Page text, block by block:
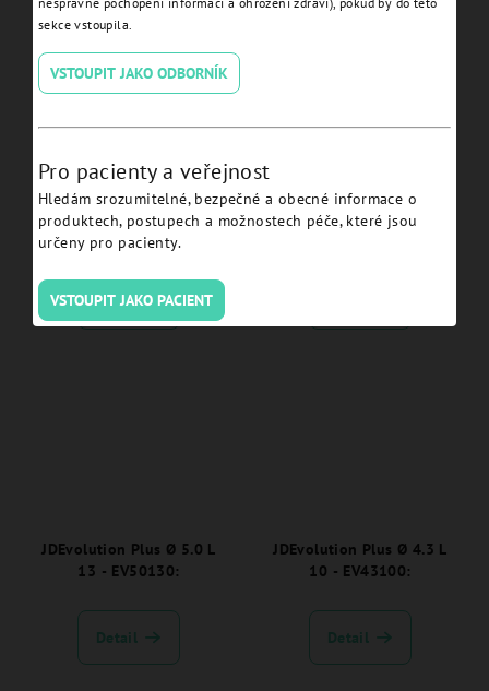
JDEvolution Plus Ø 5.0 L
18 - EV50180:
Detail
JDEvolution Plus Ø 3.7 L 8
- EV37080:
JDEvolution Plus Ø 5.0 L
13 - EV50130:
Detail
JDEvolution Plus Ø 4.3 L
10 - EV43100:
Detail
sekce vstoupila.
VSTOUPIT JAKO ODBORNÍK
Pro pacienty a veřejnost
Hledám srozumitelné, bezpečné a obecné informace o
produktech, postupech a možnostech péče, které jsou
určeny pro pacienty.
VSTOUPIT JAKO PACIENT